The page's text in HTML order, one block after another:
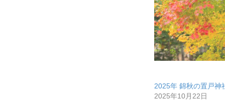
2025年 錦秋の置戸神
2025年10月22日